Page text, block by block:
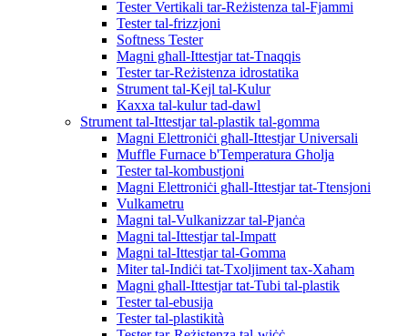
Tester Vertikali tar-Reżistenza tal-Fjammi
Tester tal-frizzjoni
Softness Tester
Magni għall-Ittestjar tat-Tnaqqis
Tester tar-Reżistenza idrostatika
Strument tal-Kejl tal-Kulur
Kaxxa tal-kulur tad-dawl
Strument tal-Ittestjar tal-plastik tal-gomma
Magni Elettroniċi għall-Ittestjar Universali
Muffle Furnace b'Temperatura Għolja
Tester tal-kombustjoni
Magni Elettroniċi għall-Ittestjar tat-Ttensjoni
Vulkametru
Magni tal-Vulkanizzar tal-Pjanċa
Magni tal-Ittestjar tal-Impatt
Magni tal-Ittestjar tal-Gomma
Miter tal-Indiċi tat-Txoljiment tax-Xaħam
Magni għall-Ittestjar tat-Tubi tal-plastik
Tester tal-ebusija
Tester tal-plastikità